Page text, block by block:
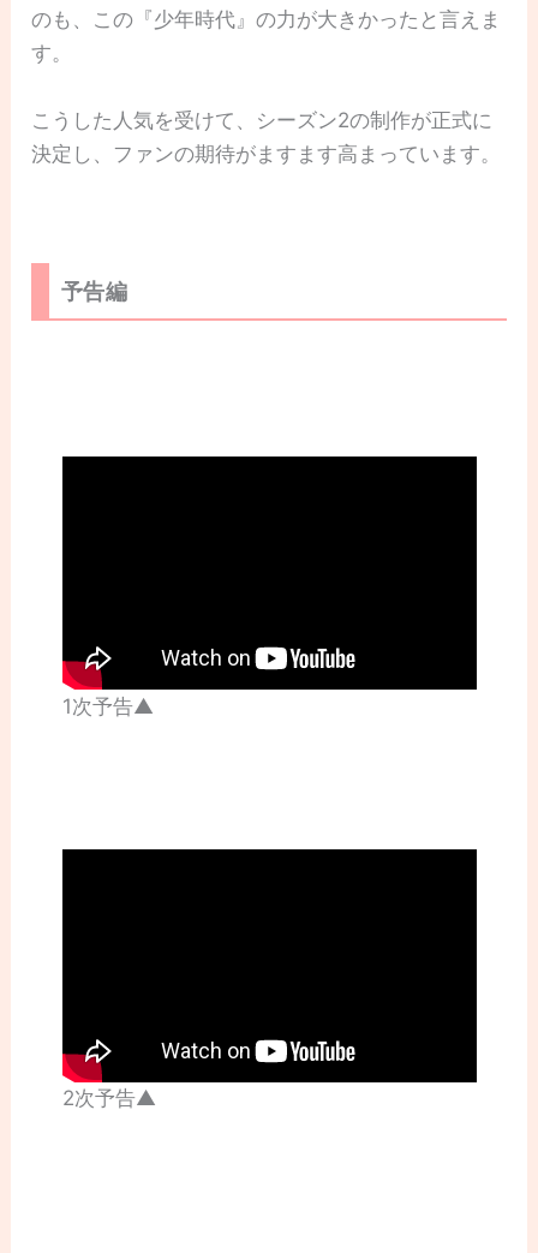
のも、この『少年時代』の力が大きかったと言えま
す。
こうした人気を受けて、シーズン2の制作が正式に
決定し、ファンの期待がますます高まっています。
予告編
1次予告▲
2次予告▲